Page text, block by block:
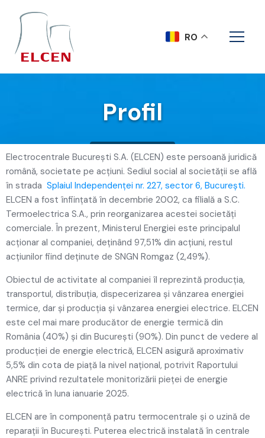
Profil
Acasa Profil
Electrocentrale Bucureşti S.A. (ELCEN) este persoană juridică
română, societate pe acţiuni. Sediul social al societăţii se află
în strada Splaiul Independenţei nr. 227, sector 6, Bucureşti.
ELCEN a fost înfiinţată în decembrie 2002, ca filială a S.C.
Termoelectrica S.A., prin reorganizarea acestei societăţi
comerciale. În prezent, Ministerul Energiei este principalul
acţionar al companiei, deţinând 97,51% din acţiuni, restul
acţiunilor fiind deţinute de SNGN Romgaz (2,49%).
Obiectul de activitate al companiei îl reprezintă producţia,
transportul, distribuţia, dispecerizarea şi vânzarea energiei
termice, dar şi producţia şi vânzarea energiei electrice. ELCEN
este cel mai mare producător de energie termică din
România (40%) şi din Bucureşti (90%). Din punct de vedere al
producţiei de energie electrică, ELCEN asigură aproximativ
5,5% din cota de piaţă la nivel naţional, potrivit Raportului
ANRE privind rezultatele monitorizării pieței de energie
electrică în luna ianuarie 2025.
ELCEN are în componenţă patru termocentrale şi o uzină de
reparaţii în Bucureşti. Puterea electrică instalată în centrale
RO